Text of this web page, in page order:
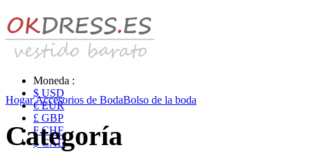
Moneda :
$ USD
€ EUR
£ GBP
₣ CHF
$ CAD
HogarAccesorios de BodaBolso de la boda
Categoría